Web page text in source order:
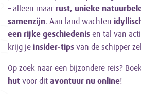
– alleen maar rust, unieke
samenzijn. Aan land wachten
een rijke geschiedenis en tal van
krijg je insider-tips van de schipper
Op zoek naar een bijzondere reis?
hut voor dit avontuur nu online!